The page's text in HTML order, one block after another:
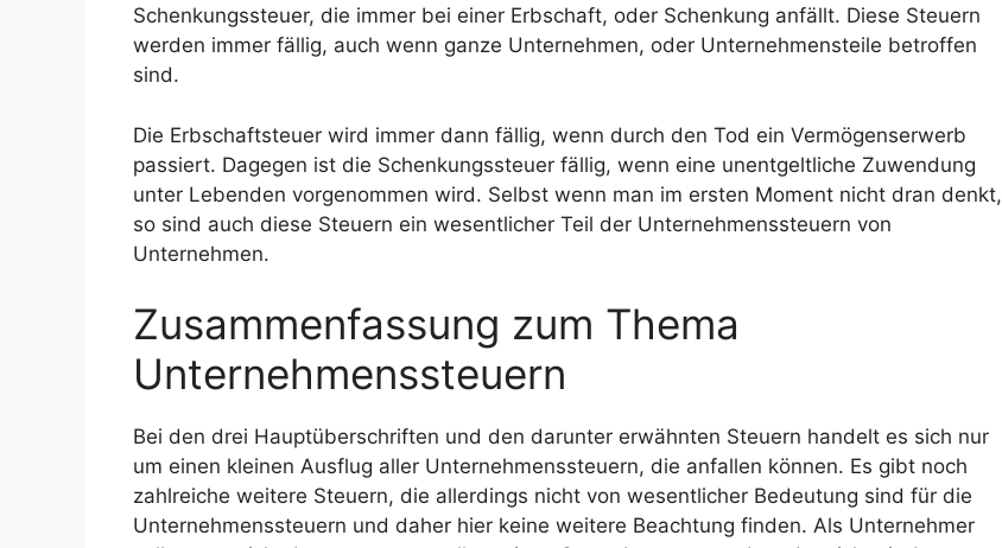
Schenkungssteuer, die immer bei einer Erbschaft, oder Schenkung anfällt. Diese Steuern
werden immer fällig, auch wenn ganze Unternehmen, oder Unternehmensteile betroffen
sind.
Die Erbschaftsteuer wird immer dann fällig, wenn durch den Tod ein Vermögenserwerb
passiert. Dagegen ist die Schenkungssteuer fällig, wenn eine unentgeltliche Zuwendung
unter Lebenden vorgenommen wird. Selbst wenn man im ersten Moment nicht dran denkt,
so sind auch diese Steuern ein wesentlicher Teil der Unternehmenssteuern von
Unternehmen.
Zusammenfassung zum Thema
Unternehmenssteuern
Bei den drei Hauptüberschriften und den darunter erwähnten Steuern handelt es sich nur
um einen kleinen Ausflug aller Unternehmenssteuern, die anfallen können. Es gibt noch
zahlreiche weitere Steuern, die allerdings nicht von wesentlicher Bedeutung sind für die
Unternehmenssteuern und daher hier keine weitere Beachtung finden. Als Unternehmer